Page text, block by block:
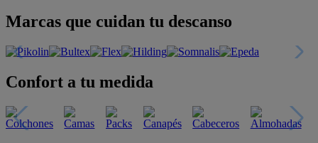
Marcas que cuidan tu descanso
Confort a tu medida